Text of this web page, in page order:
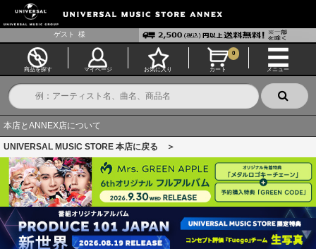
ゲスト 様
商品を探す マイページ お気に入り カート
0
メニュー
本店とANNEX店について
UNIVERSAL MUSIC STORE 本店に戻る ＞